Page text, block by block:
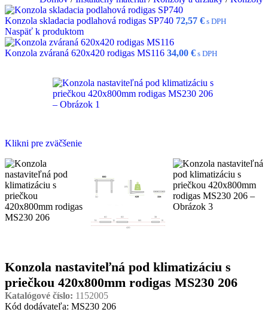
Konzola skladacia podlahová rodigas SP740 72,57 € s DPH
Naspäť k produktom
Konzola zváraná 620x420 rodigas MS116 34,00 € s DPH
Klikni pre zväčšenie
Konzola nastaviteľná pod klimatizáciu s
priečkou 420x800mm rodigas MS230 206
Katalógové číslo: 1152005
Kód dodávateľa: MS230 206